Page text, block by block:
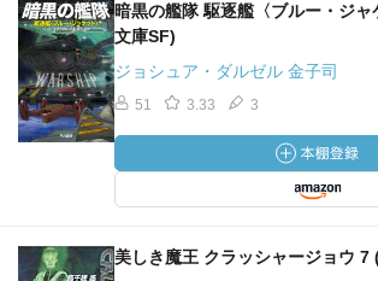
暗黒の艦隊 駆逐艦〈ブルー・ジ
文庫SF)
ジョシュア・ダルゼル 金子司
51 3.33 3
美しき魔王 クラッシャージョウ 7